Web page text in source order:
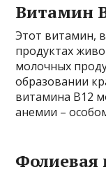
Витамин
Этот витамин,
продуктах
молочных
образовании
витамина В12
анемии –
Фолиевая